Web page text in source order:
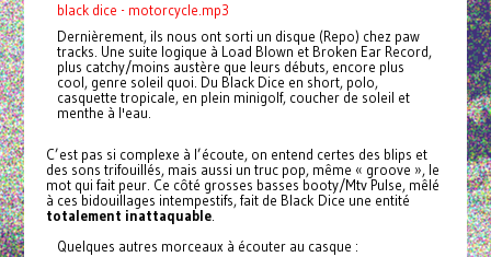
black dice - motorcycle.mp3
Dernièrement, ils nous ont sorti un disque (Repo) chez paw
tracks. Une suite logique à Load Blown et Broken Ear Record,
plus catchy/moins austère que leurs débuts, encore plus
cool, genre soleil quoi. Du Black Dice en short, polo,
casquette tropicale, en plein minigolf, coucher de soleil et
menthe à l'eau.
C’est pas si complexe à l’écoute, on entend certes des blips et
des sons trifouillés, mais aussi un truc pop, même « groove », le
mot qui fait peur. Ce côté grosses basses booty/Mtv Pulse, mêlé
à ces bidouillages intempestifs, fait de Black Dice une entité
totalement inattaquable.
Quelques autres morceaux à écouter au casque :